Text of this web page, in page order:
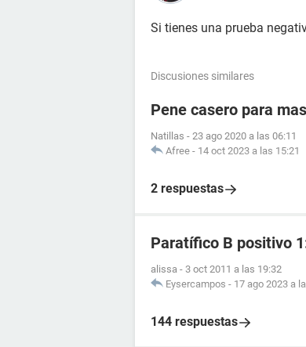
Si tienes una prueba
Discusiones similares
Pene casero para
Natillas - 23 ago 2020 a las 06:11
Afree - 14 oct 2023 a las 15:21
2 respuestas
Paratífico B positivo
alissa - 3 oct 2011 a las 19:32
Eysercampos - 17 ago 2023 a
144 respuestas